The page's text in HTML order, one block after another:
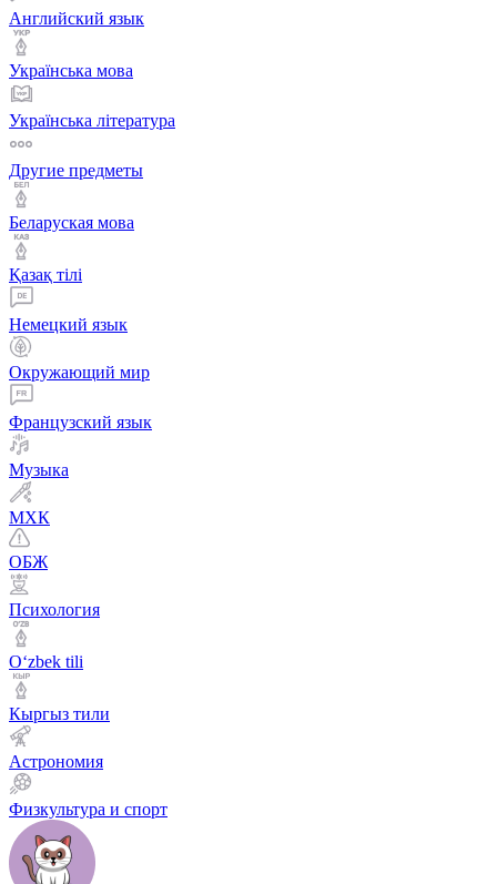
Английский язык
Українська мова
Українська література
Другие предметы
Беларуская мова
Қазақ тiлi
Немецкий язык
Окружающий мир
Французский язык
Музыка
МХК
ОБЖ
Психология
Оʻzbek tili
Кыргыз тили
Астрономия
Физкультура и спорт